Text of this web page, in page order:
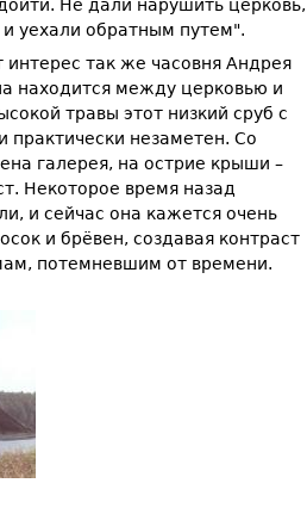
Не дали нарушить церковь,
и уехали обратным путем".
интерес так же часовня Андрея
находится между церковью и
травы этот низкий сруб с
незаметен. Со
галерея, на острие крыши –
Некоторое время назад
и сейчас она кажется очень
и брёвен, создавая контраст
потемневшим от времени.